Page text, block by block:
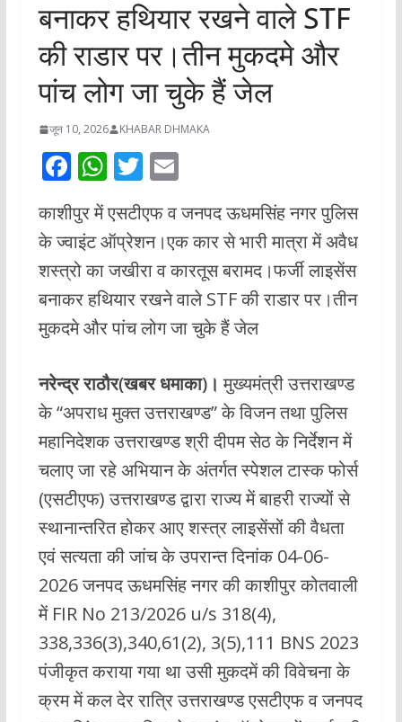
बनाकर हथियार रखने वाले STF
की राडार पर।तीन मुकदमे और
पांच लोग जा चुके हैं जेल
जून 10, 2026 KHABAR DHMAKA
F
ac
e
b
o
o
k
W
at
s
A
p
p
T
itt
er
E
ai
l
काशीपुर में एसटीएफ व जनपद ऊधमसिंह नगर पुलिस
के ज्वाइंट ऑप्रेशन।एक कार से भारी मात्रा में अवैध
शस्त्रो का जखीरा व कारतूस बरामद।फर्जी लाइसेंस
बनाकर हथियार रखने वाले STF की राडार पर।तीन
मुकदमे और पांच लोग जा चुके हैं जेल
नरेन्द्र राठौर(खबर धमाका)। मुख्यमंत्री उत्तराखण्ड
के “अपराध मुक्त उत्तराखण्ड” के विजन तथा पुलिस
महानिदेशक उत्तराखण्ड श्री दीपम सेठ के निर्देशन में
चलाए जा रहे अभियान के अंतर्गत स्पेशल टास्क फोर्स
(एसटीएफ) उत्तराखण्ड द्वारा राज्य में बाहरी राज्यों से
स्थानान्तरित होकर आए शस्त्र लाइसेंसों की वैधता
एवं सत्यता की जांच के उपरान्त दिनांक 04-06-
2026 जनपद ऊधमसिंह नगर की काशीपुर कोतवाली
में FIR No 213/2026 u/s 318(4),
338,336(3),340,61(2), 3(5),111 BNS 2023
पंजीकृत कराया गया था उसी मुकदमें की विवेचना के
क्रम में कल देर रात्रि उत्तराखण्ड एसटीएफ व जनपद